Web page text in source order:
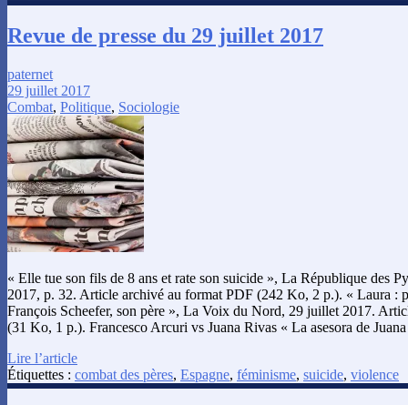
Revue de presse du 29 juillet 2017
paternet
29 juillet 2017
Combat, Politique, Sociologie
« Elle tue son fils de 8 ans et rate son suicide », La République des
2017, p. 32. Article archivé au format PDF (242 Ko, 2 p.). « Laura :
François Scheefer, son père », La Voix du Nord, 29 juillet 2017.
(31 Ko, 1 p.). Francesco Arcuri vs Juana Rivas « La asesora de
Lire l’article
Étiquettes : combat des pères, Espagne, féminisme, suicide, violence